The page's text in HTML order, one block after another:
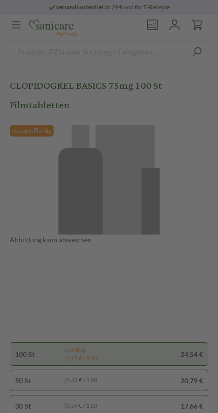
versandkostenfreiab 29 € und für E-Rezepte
CLOPIDOGREL BASICS 75mg 100 St
Filmtabletten
Rezeptpflichtig
Abbildung kann abweichen
100 St
Spartipp
(0,25 € / 1 St)
24,54 €
50 St (0,42 € / 1 St) 20,79 €
30 St (0,59 € / 1 St) 17,66 €